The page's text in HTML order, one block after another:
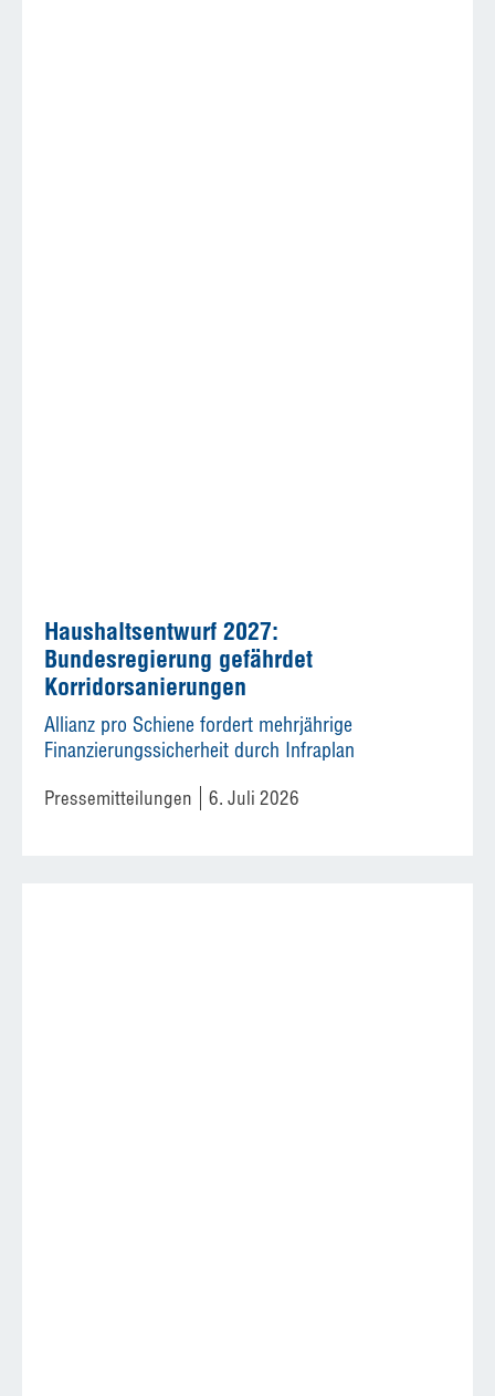
Haushaltsentwurf 2027:
Bundesregierung gefährdet
Korridorsanierungen
Allianz pro Schiene fordert mehrjährige
Finanzierungssicherheit durch Infraplan
Pressemitteilungen 6. Juli 2026